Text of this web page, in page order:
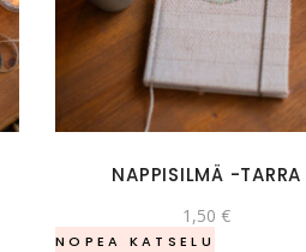
NAPPISILMÄ -TARRA
1,50 €
NOPEA KATSELU